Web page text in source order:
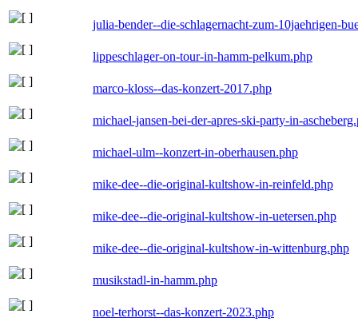
julia-bender--die-schlagernacht-zum-10jaehrigen-
lippeschlager-on-tour-in-hamm-pelkum.php
marco-kloss--das-konzert-2017.php
michael-jansen-bei-der-apres-ski-party-in-
michael-ulm--konzert-in-oberhausen.php
mike-dee--die-original-kultshow-in-reinfeld.php
mike-dee--die-original-kultshow-in-uetersen.php
mike-dee--die-original-kultshow-in-wittenburg.php
musikstadl-in-hamm.php
noel-terhorst--das-konzert-2023.php